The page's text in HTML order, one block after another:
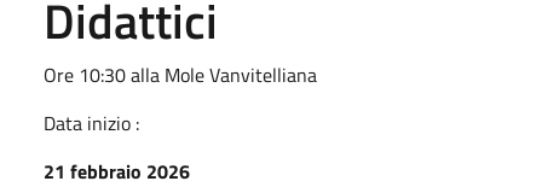
Didattici
Ore 10:30 alla Mole Vanvitelliana
Data inizio :
21 febbraio 2026